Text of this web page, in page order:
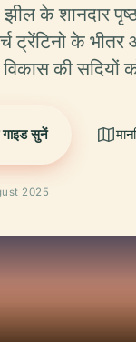
झील के शानदार
ट्रेंटिनो के
की सदियों
गाइड सुनें
2025